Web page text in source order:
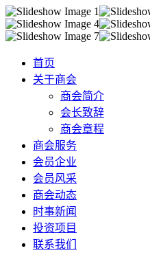
首页
关于商会
商会简介
会长致辞
商会章程
商会服务
会员企业
会员风采
商会动态
时事新闻
投资项目
联系我们